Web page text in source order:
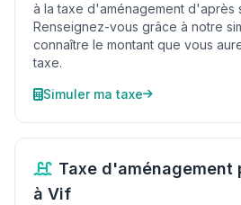
à la taxe d'aménagement d'après
Renseignez-vous grâce à notre
connaître le montant que vous
taxe.
Simuler ma taxe
Taxe d'aménagement
à Vif